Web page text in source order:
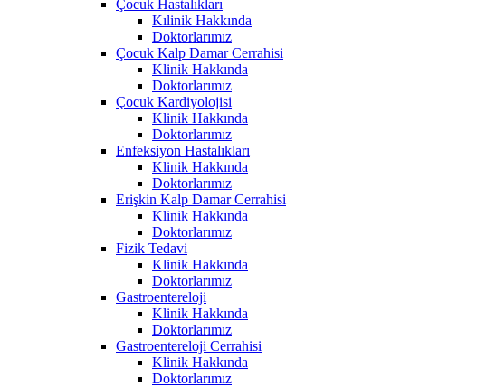
Çocuk Hastalıkları
Kılinik Hakkında
Doktorlarımız
Çocuk Kalp Damar Cerrahisi
Klinik Hakkında
Doktorlarımız
Çocuk Kardiyolojisi
Klinik Hakkında
Doktorlarımız
Enfeksiyon Hastalıkları
Klinik Hakkında
Doktorlarımız
Erişkin Kalp Damar Cerrahisi
Klinik Hakkında
Doktorlarımız
Fizik Tedavi
Klinik Hakkında
Doktorlarımız
Gastroentereloji
Klinik Hakkında
Doktorlarımız
Gastroentereloji Cerrahisi
Klinik Hakkında
Doktorlarımız